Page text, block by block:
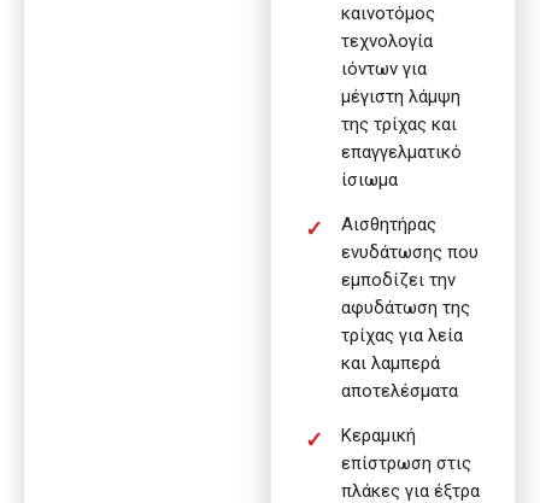
καινοτόμος
τεχνολογία
ιόντων για
μέγιστη λάμψη
της τρίχας και
επαγγελματικό
ίσιωμα
Αισθητήρας
ενυδάτωσης που
εμποδίζει την
αφυδάτωση της
τρίχας για λεία
και λαμπερά
αποτελέσματα
Κεραμική
επίστρωση στις
πλάκες για έξτρα